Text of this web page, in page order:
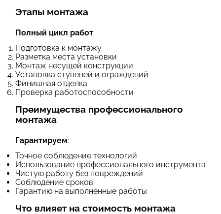
Этапы монтажа
Полный цикл работ:
Подготовка к монтажу
Разметка места установки
Монтаж несущей конструкции
Установка ступеней и ограждений
Финишная отделка
Проверка работоспособности
Преимущества профессионального
монтажа
Гарантируем:
Точное соблюдение технологий
Использование профессионального инструмента
Чистую работу без повреждений
Соблюдение сроков
Гарантию на выполненные работы
Что влияет на стоимость монтажа